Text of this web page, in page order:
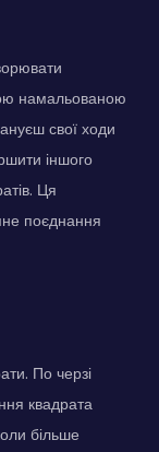
намальованою
свої ходи
іншого
Ця
поєднання
По черзі
квадрата
більше